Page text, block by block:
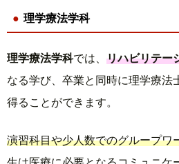
理学療法学科
理学療法学科では、 リハビリテー
なる学び、卒業と同時に理学療法
得ることができます。
演習科目や少人数でのグループワ